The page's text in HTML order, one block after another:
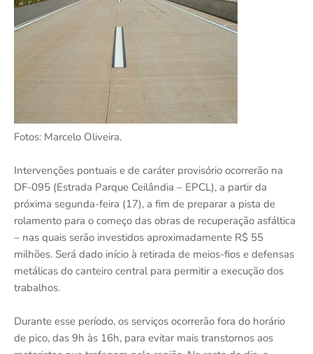
Fotos: Marcelo Oliveira.
Intervenções pontuais e de caráter provisório ocorrerão na
DF-095 (Estrada Parque Ceilândia – EPCL), a partir da
próxima segunda-feira (17), a fim de preparar a pista de
rolamento para o começo das obras de recuperação asfáltica
– nas quais serão investidos aproximadamente R$ 55
milhões. Será dado início à retirada de meios-fios e defensas
metálicas do canteiro central para permitir a execução dos
trabalhos.
Durante esse período, os serviços ocorrerão fora do horário
de pico, das 9h às 16h, para evitar mais transtornos aos